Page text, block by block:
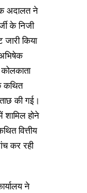
अदालत ने
के निजी
किया
कथित
की गई।
शामिल होने
वित्तीय
कर रही
ने